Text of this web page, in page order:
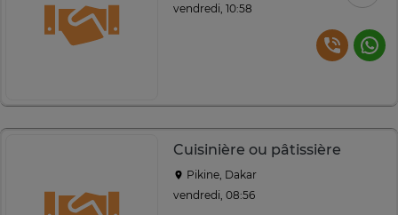
vendredi, 10:58
Cuisinière ou pâtissière
Pikine, Dakar
vendredi, 08:56